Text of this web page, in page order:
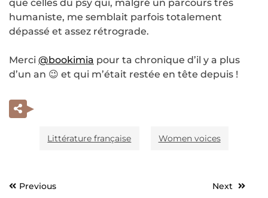
que celles du psy qui, malgré un parcours très
humaniste, me semblait parfois totalement
dépassé et assez rétrograde.
Merci @bookimia pour ta chronique d’il y a plus
d’un an 😉 et qui m’était restée en tête depuis !
Littérature française Women voices
Navigation
Previous Next